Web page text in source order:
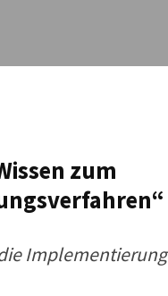
zum
Implementierung